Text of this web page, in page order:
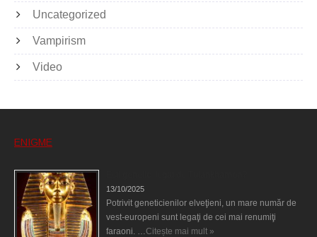
Uncategorized
Vampirism
Video
ENIGME
13/10/2025
Potrivit geneticienilor elveţieni, un mare număr de
vest-europeni sunt legaţi de cei mai renumiţi
faraoni. … Citește mai mult »